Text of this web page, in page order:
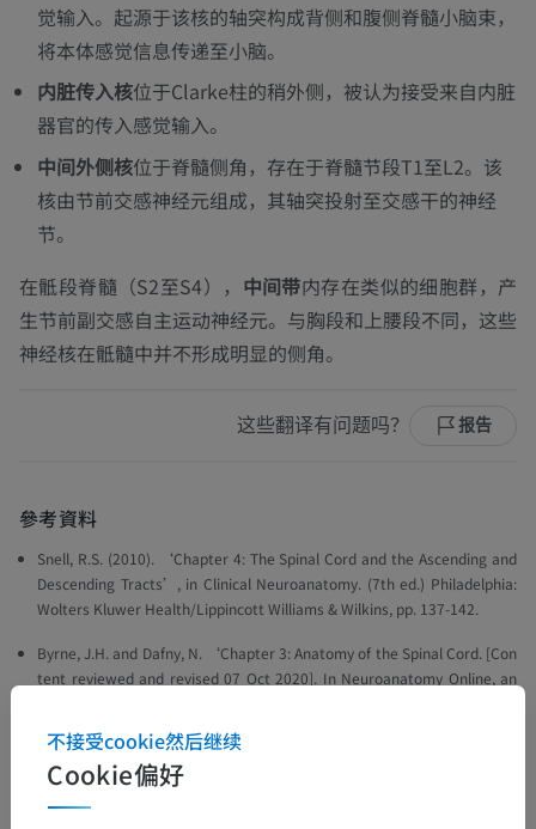
觉输入。起源于该核的轴突构成背侧和腹侧脊髓小脑束，
将本体感觉信息传递至小脑。
内脏传入核位于Clarke柱的稍外侧，被认为接受来自内脏
器官的传入感觉输入。
中间外侧核位于脊髓侧角，存在于脊髓节段T1至L2。该
核由节前交感神经元组成，其轴突投射至交感干的神经
节。
在骶段脊髓（S2至S4）， 中间带内存在类似的细胞群，产
生节前副交感自主运动神经元。与胸段和上腰段不同，这些
神经核在骶髓中并不形成明显的侧角。
这些翻译有问题吗？ 报告
參考資料
Snell, R.S. (2010). ‘Chapter 4: The Spinal Cord and the Ascending and
Descending Tracts’, in Clinical Neuroanatomy. (7th ed.) Philadelphia:
Wolters Kluwer Health/Lippincott Williams & Wilkins, pp. 137-142.
Byrne, J.H. and Dafny, N. ‘Chapter 3: Anatomy of the Spinal Cord. [Con
tent reviewed and revised 07 Oct 2020]. In Neuroanatomy Online, an
Medical School at UTHealth; Accessed 2022 Oct 22. Available from:
https://nba.uth.tmc.edu/neuroscience/m/s2/chapter03.html
Cookie偏好
不接受cookie然后继续